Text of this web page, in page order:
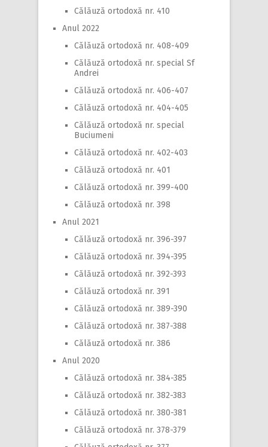
Călăuză ortodoxă nr. 410
Anul 2022
Călăuză ortodoxă nr. 408-409
Călăuză ortodoxă nr. special Sf
Andrei
Călăuză ortodoxă nr. 406-407
Călăuză ortodoxă nr. 404-405
Călăuză ortodoxă nr. special
Buciumeni
Călăuză ortodoxă nr. 402-403
Călăuză ortodoxă nr. 401
Călăuză ortodoxă nr. 399-400
Călăuză ortodoxă nr. 398
Anul 2021
Călăuză ortodoxă nr. 396-397
Călăuză ortodoxă nr. 394-395
Călăuză ortodoxă nr. 392-393
Călăuză ortodoxă nr. 391
Călăuză ortodoxă nr. 389-390
Călăuză ortodoxă nr. 387-388
Călăuză ortodoxă nr. 386
Anul 2020
Călăuză ortodoxă nr. 384-385
Călăuză ortodoxă nr. 382-383
Călăuză ortodoxă nr. 380-381
Călăuză ortodoxă nr. 378-379